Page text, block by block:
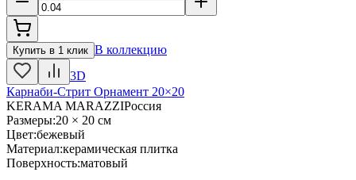
Купить в 1 клик В коллекцию
3D
Карнаби-Стрит Орнамент 20×20
KERAMA MARAZZIРоссия
Размеры:20 × 20 см
Цвет:бежевый
Материал:керамическая плитка
Поверхность:матовый